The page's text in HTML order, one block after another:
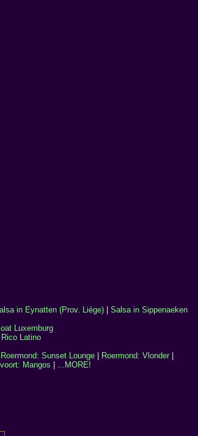
in Eynatten (Prov. Liége)
Salsa in Sippenaeken
Luxemburg
Latino
Roermond: Sunset Lounge Roermond: Vlonder|
Mangos
...MORE!